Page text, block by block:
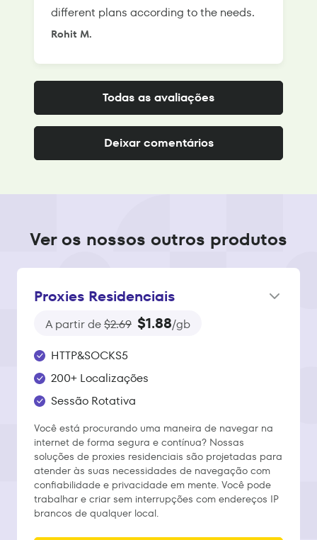
different plans according to the needs.
Rohit M.
Todas as avaliações
Deixar comentários
Ver os nossos outros produtos
Proxies Residenciais
A partir de$2.69 $1.88/gb
HTTP&SOCKS5
200+ Localizações
Sessão Rotativa
Você está procurando uma maneira de navegar na
internet de forma segura e contínua? Nossas
soluções de proxies residenciais são projetadas para
atender às suas necessidades de navegação com
confiabilidade e privacidade em mente. Você pode
trabalhar e criar sem interrupções com endereços IP
brancos de qualquer local.